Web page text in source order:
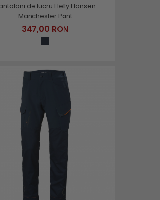
de lucru Helly Hansen
Manchester Pant
347,00 RON